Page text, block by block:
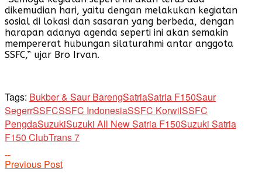
dikemudian hari, yaitu dengan melakukan kegiatan
sosial di lokasi dan sasaran yang berbeda, dengan
harapan adanya agenda seperti ini akan semakin
mempererat hubungan silaturahmi antar anggota
SSFC,” ujar Bro Irvan.
Tags: Bukber & Saur BarengSatriaSatria F150Saur
SegerrSSFCSSFC IndonesiaSSFC KorwilSSFC
PengdaSuzukiSuzuki All New Satria F150Suzuki Satria
F150 ClubTrans 7
Previous Post